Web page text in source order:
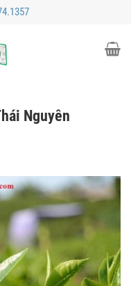
Nguyên